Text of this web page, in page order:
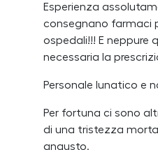
Esperienza
consegnano farmaci
ospedali!!! E neppure
necessaria la
Personale lunatico e
Per fortuna ci sono
di una tristezza
angusto.